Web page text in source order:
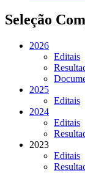
Seleção
2026
Editais
2025
Editais
2024
Editais
2023
Editais